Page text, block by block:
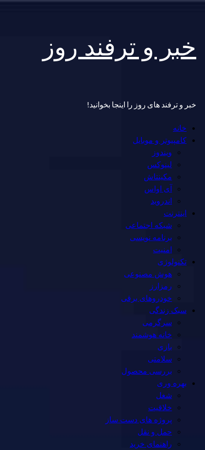
content
خبر و ترفند روز
خبر و ترفند های روز را اینجا بخوانید!
Primary
Menu
خانه
کامپیوتر و موبایل
ویندوز
لینوکس
مکینتاش
آی اواس
اندروید
اینترنت
شبکه اجتماعی
برنامه نویسی
امنیت
تکنولوژی
هوش مصنوعی
رمزارز
خودروهای برقی
سبک زندگی
سرگرمی
خانه هوشمند
بازی
سلامتی
بررسی محصول
بهره وری
شغل
خلاقیت
پروژه های دست ساز
حمل و نقل
راهنمای خرید